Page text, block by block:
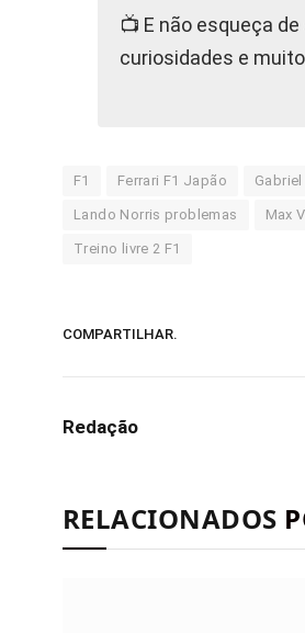
📺 E não esqueça
curiosidades e
F1 Ferrari F1 Japão
Lando Norris problemas Max
Treino livre 2 F1
COMPARTILHAR.
Redação
RELACIONADOS